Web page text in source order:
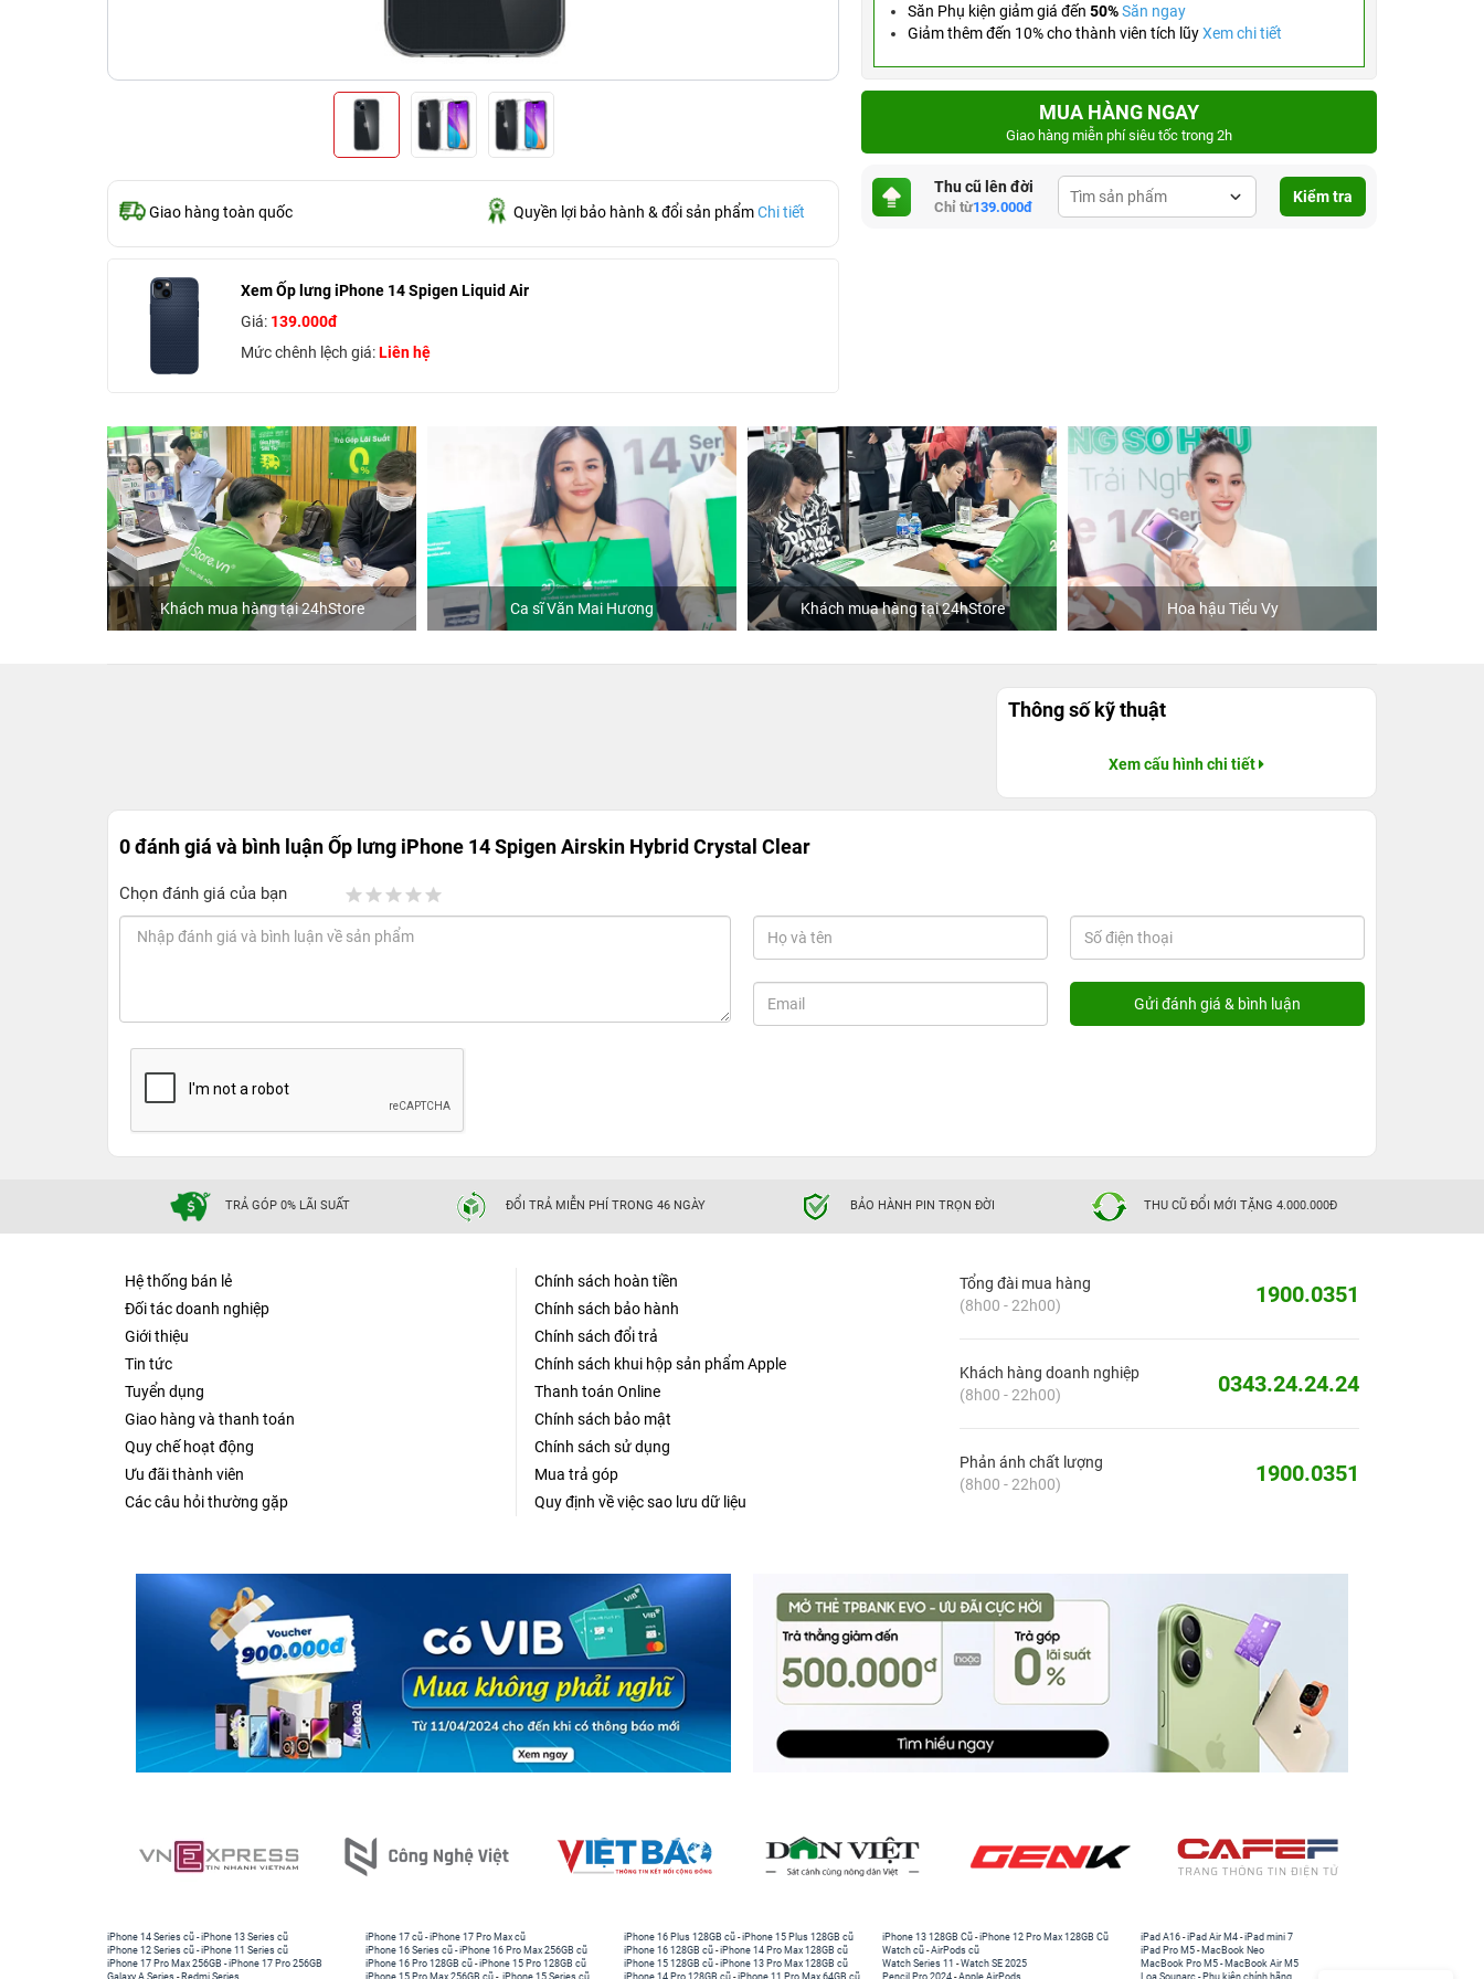
Giao hàng toàn quốc Quyền lợi bảo hành & đổi sản phẩm Chi tiết
Xem Ốp lưng iPhone 14 Spigen Liquid Air
Giá: 139.000đ
Mức chênh lệch giá:Liên hệ
Săn Phụ kiện giảm giá đến 50% Săn ngay
Giảm thêm đến 10% cho thành viên tích lũyXem chi tiết
MUA HÀNG NGAY
Giao hàng miễn phí siêu tốc trong 2h
Thu cũ lên đời
Chỉ từ139.000đ
Kiểm tra
Khách mua hàng tại 24hStore Ca sĩ Văn Mai Hương Khách mua hàng tại 24hStore Hoa hậu Tiểu Vy
Thông số kỹ thuật
Xem cấu hình chi tiết
0 đánh giá và bình luậnỐp lưng iPhone 14 Spigen Airskin Hybrid Crystal Clear
Chọn đánh giá của bạn
TRẢ GÓP 0% LÃI SUẤT ĐỔI TRẢ MIỄN PHÍ TRONG 46 NGÀY BẢO HÀNH PIN TRỌN ĐỜI THU CŨ ĐỔI MỚI TẶNG 4.000.000Đ
Hệ thống bán lẻ
Đối tác doanh nghiệp
Giới thiệu
Tin tức
Tuyển dụng
Giao hàng và thanh toán
Quy chế hoạt động
Ưu đãi thành viên
Các câu hỏi thường gặp
Chính sách hoàn tiền
Chính sách bảo hành
Chính sách đổi trả
Chính sách khui hộp sản phẩm Apple
Thanh toán Online
Chính sách bảo mật
Chính sách sử dụng
Mua trả góp
Quy định về việc sao lưu dữ liệu
Tổng đài mua hàng
(8h00 - 22h00)
1900.0351
Khách hàng doanh nghiệp
(8h00 - 22h00)
0343.24.24.24
Phản ánh chất lượng
(8h00 - 22h00)
1900.0351
iPhone 14 Series cũ -iPhone 13 Series cũ
iPhone 12 Series cũ -iPhone 11 Series cũ
iPhone 17 Pro Max 256GB -iPhone 17 Pro 256GB
Galaxy A Series - Redmi Series
iPhone 17 cũ -iPhone 17 Pro Max cũ
iPhone 16 Series cũ - iPhone 16 Pro Max 256GB cũ
iPhone 16 Pro 128GB cũ -iPhone 15 Pro 128GB cũ
iPhone 15 Pro Max 256GB cũ - iPhone 15 Series cũ
iPhone 16 Plus 128GB cũ -iPhone 15 Plus 128GB cũ
iPhone 16 128GB cũ -iPhone 14 Pro Max 128GB cũ
iPhone 15 128GB cũ -iPhone 13 Pro Max 128GB cũ
iPhone 14 Pro 128GB cũ -iPhone 11 Pro Max 64GB cũ
iPhone 13 128GB Cũ -iPhone 12 Pro Max 128GB Cũ
Watch cũ -AirPods cũ
Watch Series 11 -Watch SE 2025
Pencil Pro 2024 -Apple AirPods
iPad A16 -iPad Air M4 -iPad mini 7
iPad Pro M5 - MacBook Neo
MacBook Pro M5 - MacBook Air M5
Loa Sounarc - Phụ kiện chính hãng